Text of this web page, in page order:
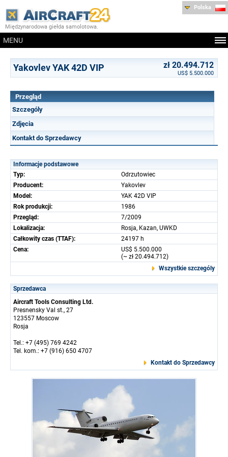
Międzynarodowa giełda samolotowa.
MENU
Polska
Yakovlev YAK 42D VIP zł 20.494.712
US$ 5.500.000
Przegląd
Szczególy
Zdjęcia
Kontakt do Sprzedawcy
Informacje podstawowe
Typ:
Odrzutowiec
Producent:
Yakovlev
Model:
YAK 42D VIP
Rok produkcji:
1986
Przegląd:
7/2009
Lokalizacja:
Rosja, Kazan, UWKD
Całkowity czas (TTAF):
24197 h
Cena:
US$ 5.500.000
(~ zł 20.494.712)
Wszystkie szczególy
Sprzedawca
Aircraft Tools Consulting Ltd.
Presnensky Val st., 27
123557 Moscow
Rosja
Tel.: +7 (495) 769 4242
Tel. kom.: +7 (916) 650 4707
Kontakt do Sprzedawcy